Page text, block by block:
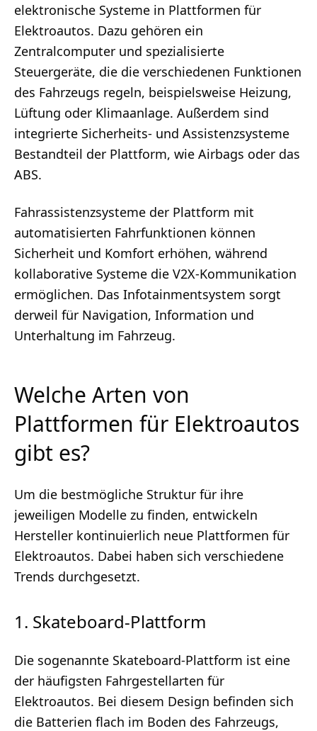
elektronische Systeme in Plattformen für
Elektroautos. Dazu gehören ein
Zentralcomputer und spezialisierte
Steuergeräte, die die verschiedenen Funktionen
des Fahrzeugs regeln, beispielsweise Heizung,
Lüftung oder Klimaanlage. Außerdem sind
integrierte Sicherheits- und Assistenzsysteme
Bestandteil der Plattform, wie Airbags oder das
ABS.
Fahrassistenzsysteme der Plattform mit
automatisierten Fahrfunktionen können
Sicherheit und Komfort erhöhen, während
kollaborative Systeme die V2X-Kommunikation
ermöglichen. Das Infotainmentsystem sorgt
derweil für Navigation, Information und
Unterhaltung im Fahrzeug.
Welche Arten von
Plattformen für Elektroautos
gibt es?
Um die bestmögliche Struktur für ihre
jeweiligen Modelle zu finden, entwickeln
Hersteller kontinuierlich neue Plattformen für
Elektroautos. Dabei haben sich verschiedene
Trends durchgesetzt.
1. Skateboard-Plattform
Die sogenannte Skateboard-Plattform ist eine
der häufigsten Fahrgestellarten für
Elektroautos. Bei diesem Design befinden sich
die Batterien flach im Boden des Fahrzeugs,